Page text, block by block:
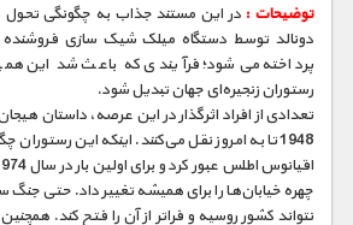
توضیحات :در این مستند جذاب به چگونگی تحول
دونالد توسط دستگاه میلک‌ شیک سازی فروشنده
پرداخته می‌شود؛ فرآیندی که باعث شد این
رستوران زنجیره‌ای جهان تبدیل شود.
تعدادی از افراد اثرگذار در این عرصه، داستان
1948 تا به امروز نقل می‌کنند. اینکه این
چهره خیابان‌ها را برای همیشه تغییر داد. حتی
نتواند کشور روسیه و فراتر از آن را فتح کند.